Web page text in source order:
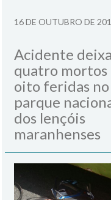
16 DE OUTUBRO DE
Acidente
quatro mortos
oito feridas no
parque
dos lençóis
maranhenses